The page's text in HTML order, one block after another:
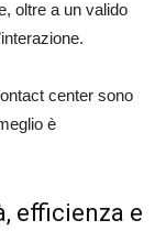
oltre a un valido
center sono
è
efficienza e